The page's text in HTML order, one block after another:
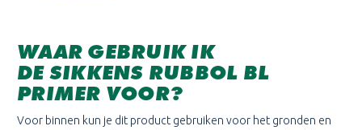
WAAR GEBRUIK IK
DE SIKKENS RUBBOL BL
PRIMER VOOR?
Voor binnen kun je dit product gebruiken voor het gronden en